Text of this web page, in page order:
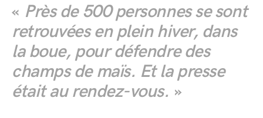
« Près de 500 personnes se sont
retrouvées en plein hiver, dans
la boue, pour défendre des
champs de maïs. Et la presse
était au rendez-vous. »